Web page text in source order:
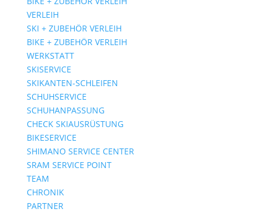
VERLEIH
SKI + ZUBEHÖR VERLEIH
BIKE + ZUBEHÖR VERLEIH
WERKSTATT
SKISERVICE
SKIKANTEN-SCHLEIFEN
SCHUHSERVICE
SCHUHANPASSUNG
CHECK SKIAUSRÜSTUNG
BIKESERVICE
SHIMANO SERVICE CENTER
SRAM SERVICE POINT
TEAM
CHRONIK
PARTNER